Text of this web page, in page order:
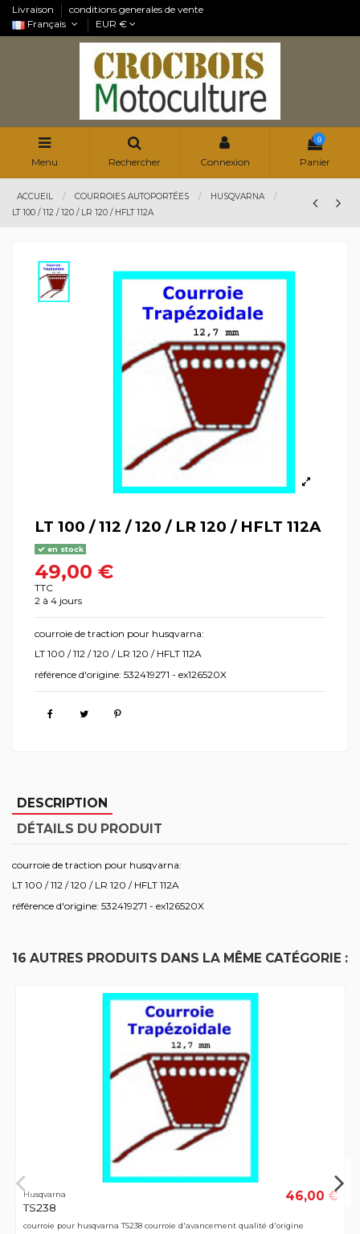
Livraison
conditions generales de vente
Français
EUR €
Menu Rechercher Connexion
0
Panier
ACCUEIL COURROIES AUTOPORTÉES
HUSQVARNA
LT 100 / 112 / 120 / LR 120 / HFLT 112A
LT 100 / 112 / 120 / LR 120 / HFLT 112A
en stock
49,00 €
TTC
2 à 4 jours
courroie de traction pour husqvarna:
LT 100 / 112 / 120 / LR 120 / HFLT 112A
référence d'origine: 532419271 - ex126520X
DESCRIPTION
DÉTAILS DU PRODUIT
courroie de traction pour husqvarna:
LT 100 / 112 / 120 / LR 120 / HFLT 112A
référence d'origine: 532419271 - ex126520X
16 AUTRES PRODUITS DANS LA MÊME CATÉGORIE :
Husqvarna
TS238
46,00 €
courroie pour husqvarna TS238 courroie d'avancement qualité d'origine